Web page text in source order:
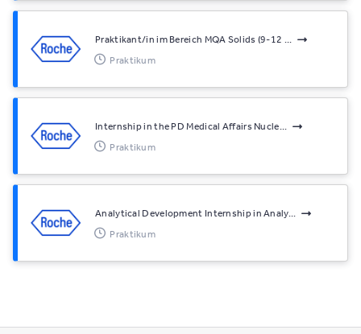
Praktikant/in im Bereich MQA Solids (9-12 ...
Praktikum
Internship in the PD Medical Affairs Nucle...
Praktikum
Analytical Development Internship in Analy...
Praktikum